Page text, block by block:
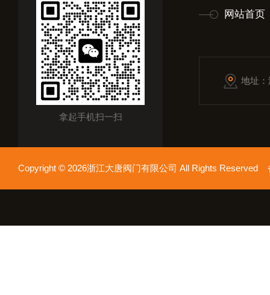
拿起手机扫一扫
网站首页
地址
Copyright © 2026浙江大唐阀门有限公司 All Rights Reserved